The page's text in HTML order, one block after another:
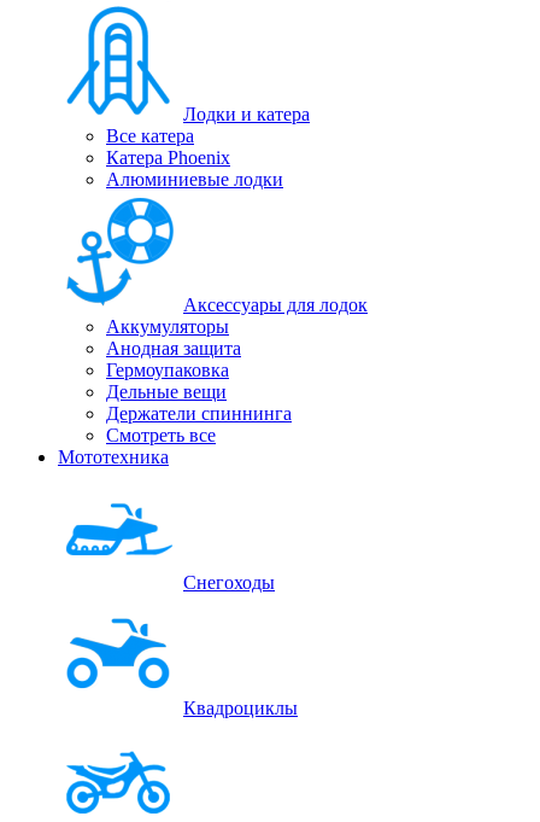
Лодки и катера
Все катера
Катера Phoenix
Алюминиевые лодки
Аксессуары для лодок
Аккумуляторы
Анодная защита
Гермоупаковка
Дельные вещи
Держатели спиннинга
Смотреть все
Мототехника
Снегоходы
Квадроциклы